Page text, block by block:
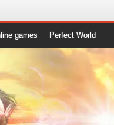
games Perfect World